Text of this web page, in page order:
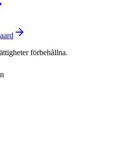
förbehållna.